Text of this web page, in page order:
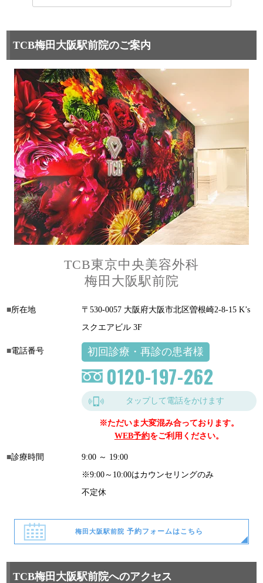
TCB梅田大阪駅前院のご案内
TCB東京中央美容外科
梅田大阪駅前院
所在地
〒530-0057 大阪府大阪市北区曽根崎2-8-15 K’s
スクエアビル 3F
電話番号 初回診療・再診の患者様
0120-197-262
タップして電話をかけます
※ただいま大変混み合っております。
WEB予約をご利用ください。
診療時間
9:00 ～ 19:00
※9:00～10:00はカウンセリングのみ
不定休
梅田大阪駅前院 予約フォームはこちら
TCB梅田大阪駅前院へのアクセス